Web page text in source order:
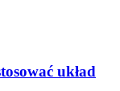
układ